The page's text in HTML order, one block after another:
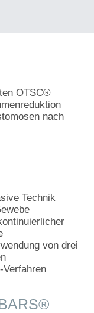
OTSC®
nach
Technik
von drei